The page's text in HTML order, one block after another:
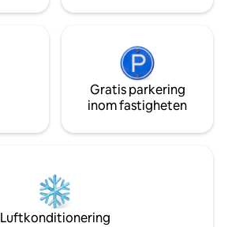
Gratis parkering
inom fastigheten
Luftkonditionering